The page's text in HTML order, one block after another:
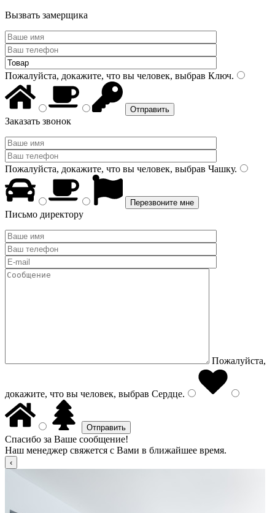
Вызвать замерщика
Пожалуйста, докажите, что вы человек, выбрав Ключ.
Заказать звонок
Пожалуйста, докажите, что вы человек, выбрав Чашку.
Письмо директору
Пожалуйста,
докажите, что вы человек, выбрав Сердце.
Спасибо за Ваше сообщение!
Наш менеджер свяжется с Вами в ближайшее время.